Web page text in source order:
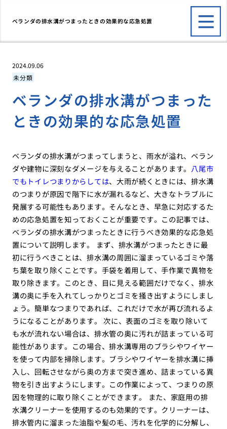
ベランダの排水溝がつまったときの効果的な応急処置
2024.09.06
未分類
ベランダの排水溝がつまった
ときの効果的な応急処置
ベランダの排水溝がつまってしまうと、雨水が溢れ、ベラン
ダや建物に深刻なダメージを与えることがあります。 八尾市
でもトイレつまりからしては、大雨が続くときには、排水溝
のつまりが原因で階下に水が漏れるなど、大きなトラブルに
発展する可能性もあります。そんなとき、早急に対応するた
めの応急処置を知っておくことが重要です。この記事では、
ベランダの排水溝がつまったときに行うべき効果的な応急処
置について説明します。 まず、排水溝がつまったときに最
初に行うべきことは、排水溝の周囲に溜まっているゴミや落
ち葉を取り除くことです。手袋を着用して、手作業で異物を
取り除きます。このとき、目に見える範囲だけでなく、排水
溝の奥に手を入れてしっかりとゴミを掻き出すようにしまし
ょう。簡単なつまりであれば、これだけで水が再び流れるよ
うになることがあります。 次に、表面のゴミを取り除いて
も水が流れない場合は、排水管の奥に汚れが詰まっている可
能性があります。この場合、排水溝専用のブラシやワイヤー
を使って内部を掃除します。ブラシやワイヤーを排水溝に挿
入し、回転させながら奥の方まで突き進め、詰まっている異
物を引き出すようにします。この作業によって、つまりの原
因を物理的に取り除くことができます。 また、家庭用の排
水溝クリーナーを使用するのも効果的です。クリーナーは、
排水管内に溜まった油脂や髪の毛、汚れを化学的に分解し、